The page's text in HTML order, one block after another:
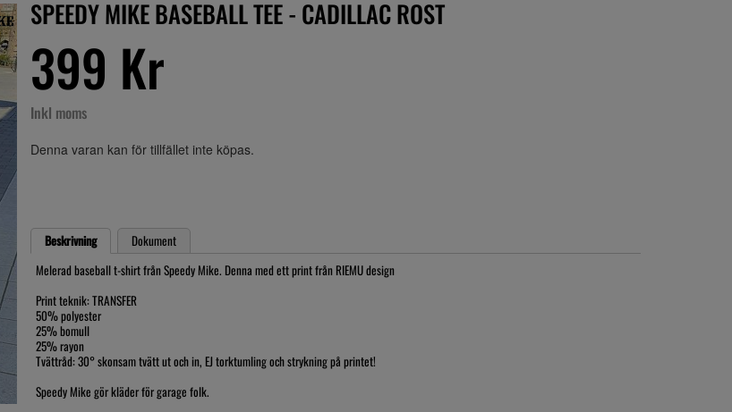
SPEEDY MIKE BASEBALL TEE - CADILLAC ROST
399 Kr
Inkl moms
Denna varan kan för tillfället inte köpas.
Beskrivning
Dokument
Melerad baseball t-shirt från Speedy Mike. Denna med ett print från RIEMU design
Print teknik: TRANSFER
50% polyester
25% bomull
25% rayon
Tvättråd: 30° skonsam tvätt ut och in, EJ torktumling och strykning på printet!
Speedy Mike gör kläder för garage folk.